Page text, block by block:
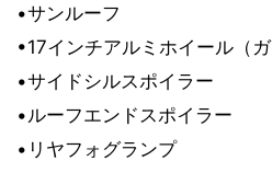
•サンルーフ
•17インチアルミホイール（
•サイドシルスポイラー
•ルーフエンドスポイラー
•リヤフォグランプ